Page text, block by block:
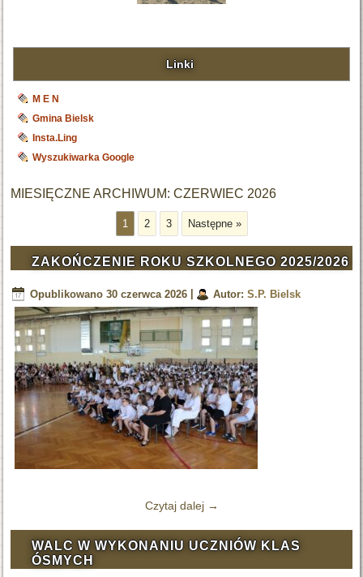
Linki
M E N
Gmina Bielsk
Insta.Ling
Wyszukiwarka Google
MIESIĘCZNE ARCHIWUM:CZERWIEC 2026
1 2 3 Następne »
ZAKOŃCZENIE ROKU SZKOLNEGO 2025/2026
Opublikowano 30 czerwca 2026 Autor: S.P. Bielsk
Czytaj dalej →
WALC W WYKONANIU UCZNIÓW KLAS
ÓSMYCH